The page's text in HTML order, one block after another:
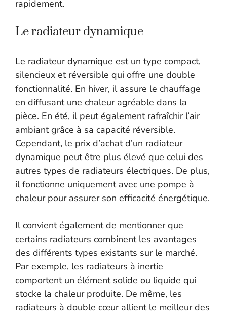
rapidement.
Le radiateur dynamique
Le radiateur dynamique est un type compact,
silencieux et réversible qui offre une double
fonctionnalité. En hiver, il assure le chauffage
en diffusant une chaleur agréable dans la
pièce. En été, il peut également rafraîchir l’air
ambiant grâce à sa capacité réversible.
Cependant, le prix d’achat d’un radiateur
dynamique peut être plus élevé que celui des
autres types de radiateurs électriques. De plus,
il fonctionne uniquement avec une pompe à
chaleur pour assurer son efficacité énergétique.
Il convient également de mentionner que
certains radiateurs combinent les avantages
des différents types existants sur le marché.
Par exemple, les radiateurs à inertie
comportent un élément solide ou liquide qui
stocke la chaleur produite. De même, les
radiateurs à double cœur allient le meilleur des